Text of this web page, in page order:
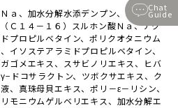
Chat
Guide
ａ、加水分解水添デンプン、コカミド
Ｃ１４－１６）スルホン酸Ｎａ、アク
プロピルベタイン、ポリクオタニウム
イソステアラミドプロピルベタイン、
ゴメエキス、スサビノリエキス、ヒバ
ドコサラクトン、ツボクサエキス、ク
、真珠母貝エキス、ポリ－ε－リシン、
モニウムゲルベリエキス、加水分解エ